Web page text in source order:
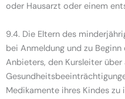
oder Hausarzt oder einem
9.4. Die Eltern des
bei Anmeldung und zu
Anbieters, den Kursleiter über
Medikamente ihres Kindes zu